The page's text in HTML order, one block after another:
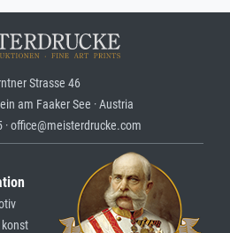
Strasse 46
am Faaker See · Austria
· office@meisterdrucke.com
konst